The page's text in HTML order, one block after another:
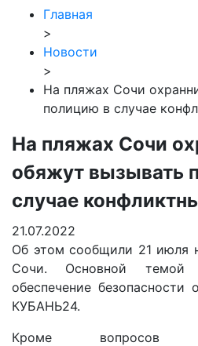
Главная
>
Новости
>
На пляжах Сочи
полицию в случае
На пляжах Сочи
обяжут вызывать
случае
21.07.2022
Об этом сообщили 21 июля
Сочи. Основной темой
обеспечение безопасности
КУБАНЬ24.
Кроме вопросов